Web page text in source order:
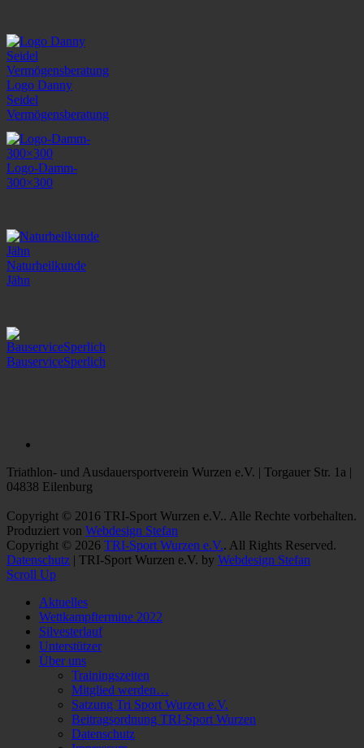
Logo Danny
Seidel
Vermögensberatung
Logo-Damm-
300×300
Naturheilkunde
Jähn
BauserviceSperlich
Triathlon- und Ausdauersportverein Wurzen e.V. | Torgauer Str. 1a |
04838 Eilenburg
Copyright © 2016 TRI-Sport Wurzen e.V.. Alle Rechte vorbehalten.
Produziert von Webdesign Stefan
Copyright © 2026 TRI-Sport Wurzen e.V.. All Rights Reserved.
Datenschutz | TRI-Sport Wurzen e.V. by Webdesign Stefan
Scroll Up
Aktuelles
Wettkampftermine 2022
Silvesterlauf
Unterstützer
Über uns
Trainingszeiten
Mitglied werden…
Satzung Tri Sport Wurzen e.V.
Beitragsordnung TRI-Sport Wurzen
Datenschutz